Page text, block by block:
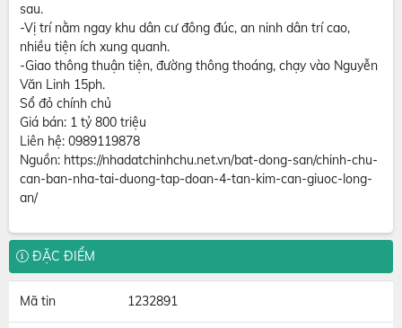
sau.
-Vị trí nằm ngay khu dân cư đông đúc, an ninh dân trí cao,
nhiều tiện ích xung quanh.
-Giao thông thuận tiện, đường thông thoáng, chạy vào Nguyễn
Văn Linh 15ph.
Sổ đỏ chính chủ
Giá bán: 1 tỷ 800 triệu
Liên hệ: 0989119878
Nguồn: https://nhadatchinhchu.net.vn/bat-dong-san/chinh-chu-
can-ban-nha-tai-duong-tap-doan-4-tan-kim-can-giuoc-long-
an/
ĐẶC ĐIỂM
Mã tin 1232891